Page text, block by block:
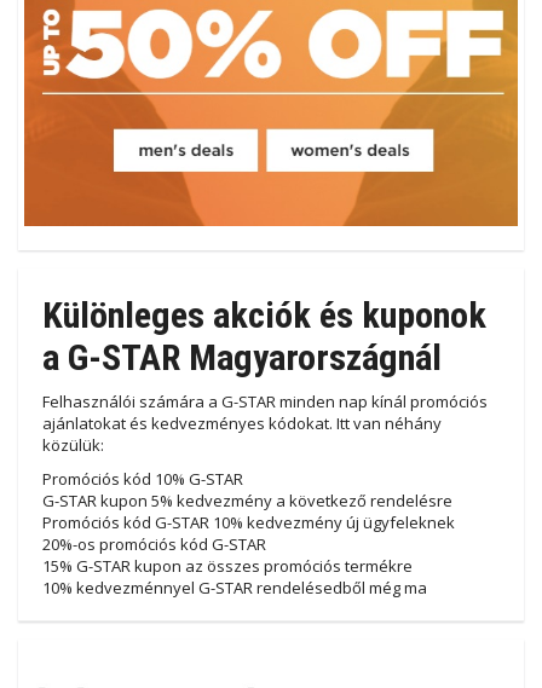
Különleges akciók és kuponok
a G-STAR Magyarországnál
Felhasználói számára a G-STAR minden nap kínál promóciós
ajánlatokat és kedvezményes kódokat. Itt van néhány
közülük:
Promóciós kód 10% G-STAR
G-STAR kupon 5% kedvezmény a következő rendelésre
Promóciós kód G-STAR 10% kedvezmény új ügyfeleknek
20%-os promóciós kód G-STAR
15% G-STAR kupon az összes promóciós termékre
10% kedvezménnyel G-STAR rendelésedből még ma